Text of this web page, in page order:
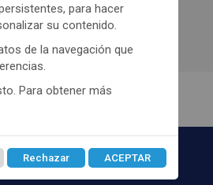
!
y los precios.
para hacer
su contenido.
de la navegación que
Para obtener más
Rechazar ACEPTAR